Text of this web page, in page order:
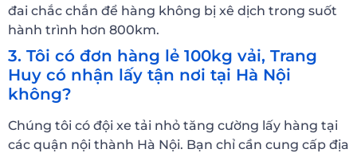
đai chắc chắn để hàng không bị xê dịch trong suốt
hành trình hơn 800km.
3. Tôi có đơn hàng lẻ 100kg vải, Trang
Huy có nhận lấy tận nơi tại Hà Nội
không?
Chúng tôi có đội xe tải nhỏ tăng cường lấy hàng tại
các quận nội thành Hà Nội. Bạn chỉ cần cung cấp địa